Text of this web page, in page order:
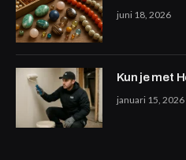
juni 18, 2026
Kun je met
januari 15, 2026